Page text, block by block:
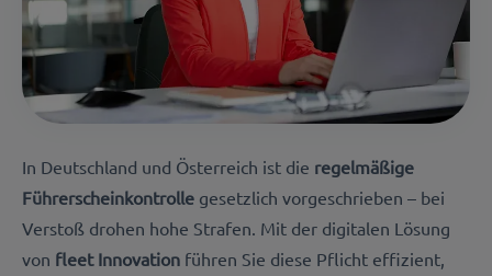
In Deutschland und Österreich ist die regelmäßige
Führerscheinkontrolle gesetzlich vorgeschrieben – bei
Verstoß drohen hohe Strafen. Mit der digitalen Lösung
von fleet Innovation führen Sie diese Pflicht effizient,